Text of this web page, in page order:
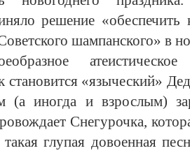
решение
шампанского» в
становится «языческий»
(а иногда и взрослым)
Снегурочка,
глупая довоенная